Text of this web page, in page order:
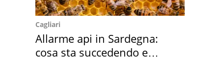
Cagliari
Allarme api in Sardegna:
cosa sta succedendo e